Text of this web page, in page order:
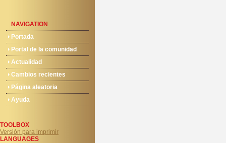
NAVIGATION
Portada
Portal de la comunidad
Actualidad
Cambios recientes
Página aleatoria
Ayuda
TOOLBOX
Versión para imprimir
LANGUAGES